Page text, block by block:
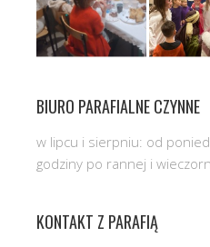
BIURO PARAFIALNE CZYNNE
w lipcu i sierpniu: od
godziny po rannej i
KONTAKT Z PARAFIĄ